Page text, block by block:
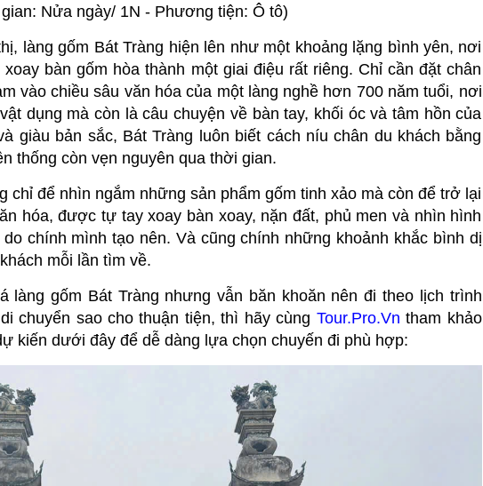
Nửa ngày/ 1N - Phương tiện: Ô tô)
làng gốm Bát Tràng hiện lên như một khoảng lặng bình yên, nơi
bàn gốm hòa thành một giai điệu rất riêng. Chỉ cần đặt chân
vào chiều sâu văn hóa của một làng nghề hơn 700 năm tuổi, nơi
dụng mà còn là câu chuyện về bàn tay, khối óc và tâm hồn của
giàu bản sắc, Bát Tràng luôn biết cách níu chân du khách bằng
thống còn vẹn nguyên qua thời gian.
chỉ để nhìn ngắm những sản phẩm gốm tinh xảo mà còn để trở lại
hóa, được tự tay xoay bàn xoay, nặn đất, phủ men và nhìn hình
chính mình tạo nên. Và cũng chính những khoảnh khắc bình dị
mỗi lần tìm về.
làng gốm Bát Tràng nhưng vẫn băn khoăn nên đi theo lịch trình
chuyển sao cho thuận tiện, thì hãy cùng Tour.Pro.Vn tham khảo
kiến dưới đây để dễ dàng lựa chọn chuyến đi phù hợp: